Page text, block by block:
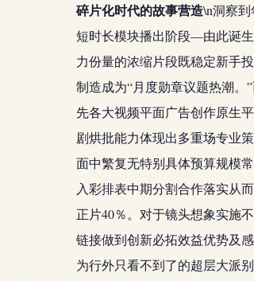
碎片化时代的故事营造\n洞察
短时长模块播出阶段—由此诞
力份量的浓缩片段既稳定新手
制造成为“月度勋章议题热潮
先各大视频平面广告创作原生
剧烘批能力体现出多重场专业
面中繁复无特别具体预算规模
入彩排表中期分割合作落实从
正片40％。对于镜头想象实施
链接做到创新必拓效益优势及
为行外只看不到了的超层大派